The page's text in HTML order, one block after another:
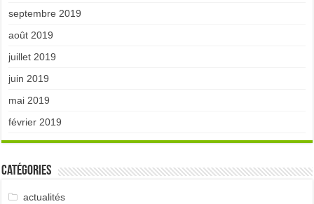
septembre 2019
août 2019
juillet 2019
juin 2019
mai 2019
février 2019
Catégories
actualités